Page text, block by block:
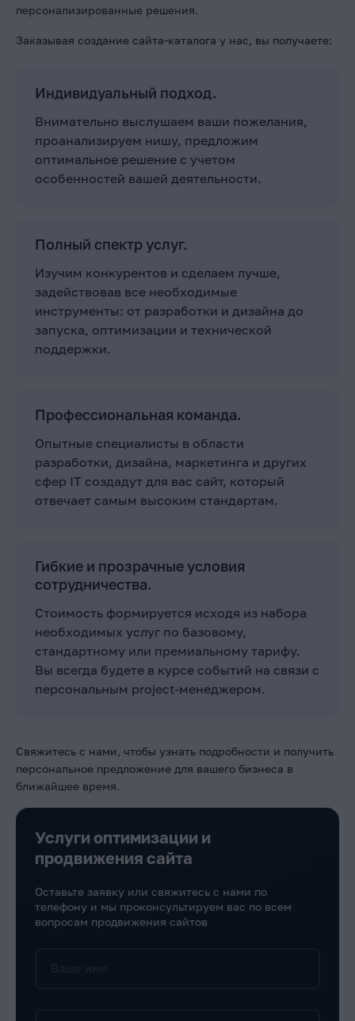
персонализированные решения.
Заказывая создание сайта-каталога у нас, вы получаете:
Индивидуальный подход.
Внимательно выслушаем ваши пожелания,
проанализируем нишу, предложим
оптимальное решение с учетом
особенностей вашей деятельности.
Полный спектр услуг.
Изучим конкурентов и сделаем лучше,
задействовав все необходимые
инструменты: от разработки и дизайна до
запуска, оптимизации и технической
поддержки.
Профессиональная команда.
Опытные специалисты в области
разработки, дизайна, маркетинга и других
сфер IT создадут для вас сайт, который
отвечает самым высоким стандартам.
Гибкие и прозрачные условия
сотрудничества.
Стоимость формируется исходя из набора
необходимых услуг по базовому,
стандартному или премиальному тарифу.
Вы всегда будете в курсе событий на связи с
персональным project-менеджером.
Свяжитесь с нами, чтобы узнать подробности и получить
персональное предложение для вашего бизнеса в
ближайшее время.
Услуги оптимизации и
продвижения сайта
Оставьте заявку или свяжитесь с нами по
телефону и мы проконсультируем вас по всем
вопросам продвижения сайтов